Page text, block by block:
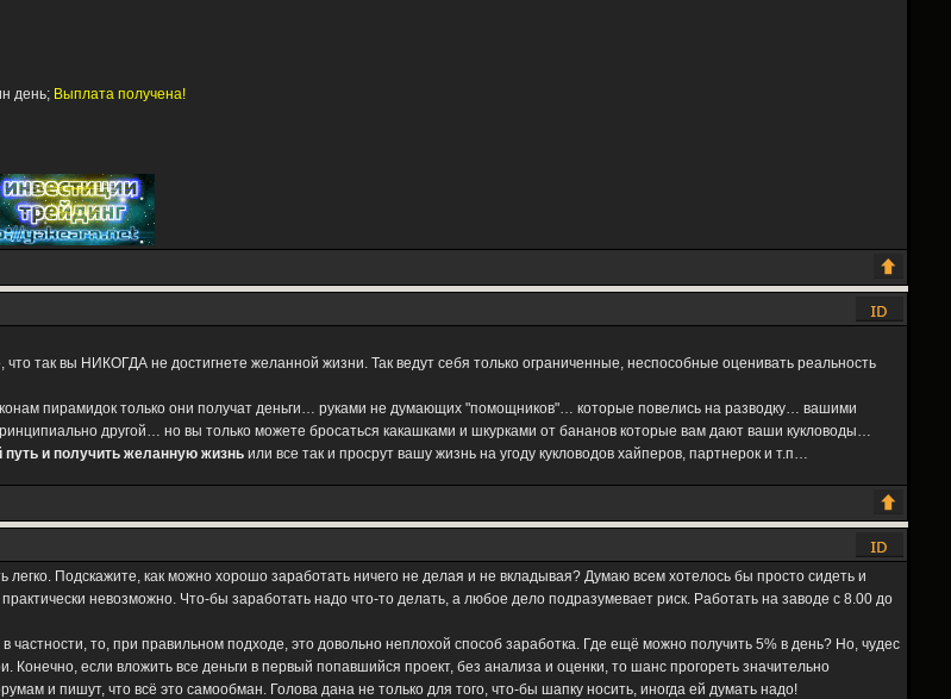
день; Выплата получена!
так вы НИКОГДА не достигнете желанной жизни. Так ведут себя только ограниченные, неспособные оценивать реальность
пирамидок только они получат деньги… руками не думающих "помощников"… которые повелись на разводку… вашими
другой… но вы только можете бросаться какашками и шкурками от бананов которые вам дают ваши кукловоды…
путь и получить желанную жизнь или все так и просрут вашу жизнь на угоду кукловодов хайперов, партнерок и т.п…
легко. Подскажите, как можно хорошо заработать ничего не делая и не вкладывая? Думаю всем хотелось бы просто сидеть и
невозможно. Что-бы заработать надо что-то делать, а любое дело подразумевает риск. Работать на заводе с 8.00 до
то, при правильном подходе, это довольно неплохой способ заработка. Где ещё можно получить 5% в день? Но, чудес
Конечно, если вложить все деньги в первый попавшийся проект, без анализа и оценки, то шанс прогореть значительно
и пишут, что всё это самообман. Голова дана не только для того, что-бы шапку носить, иногда ей думать надо!